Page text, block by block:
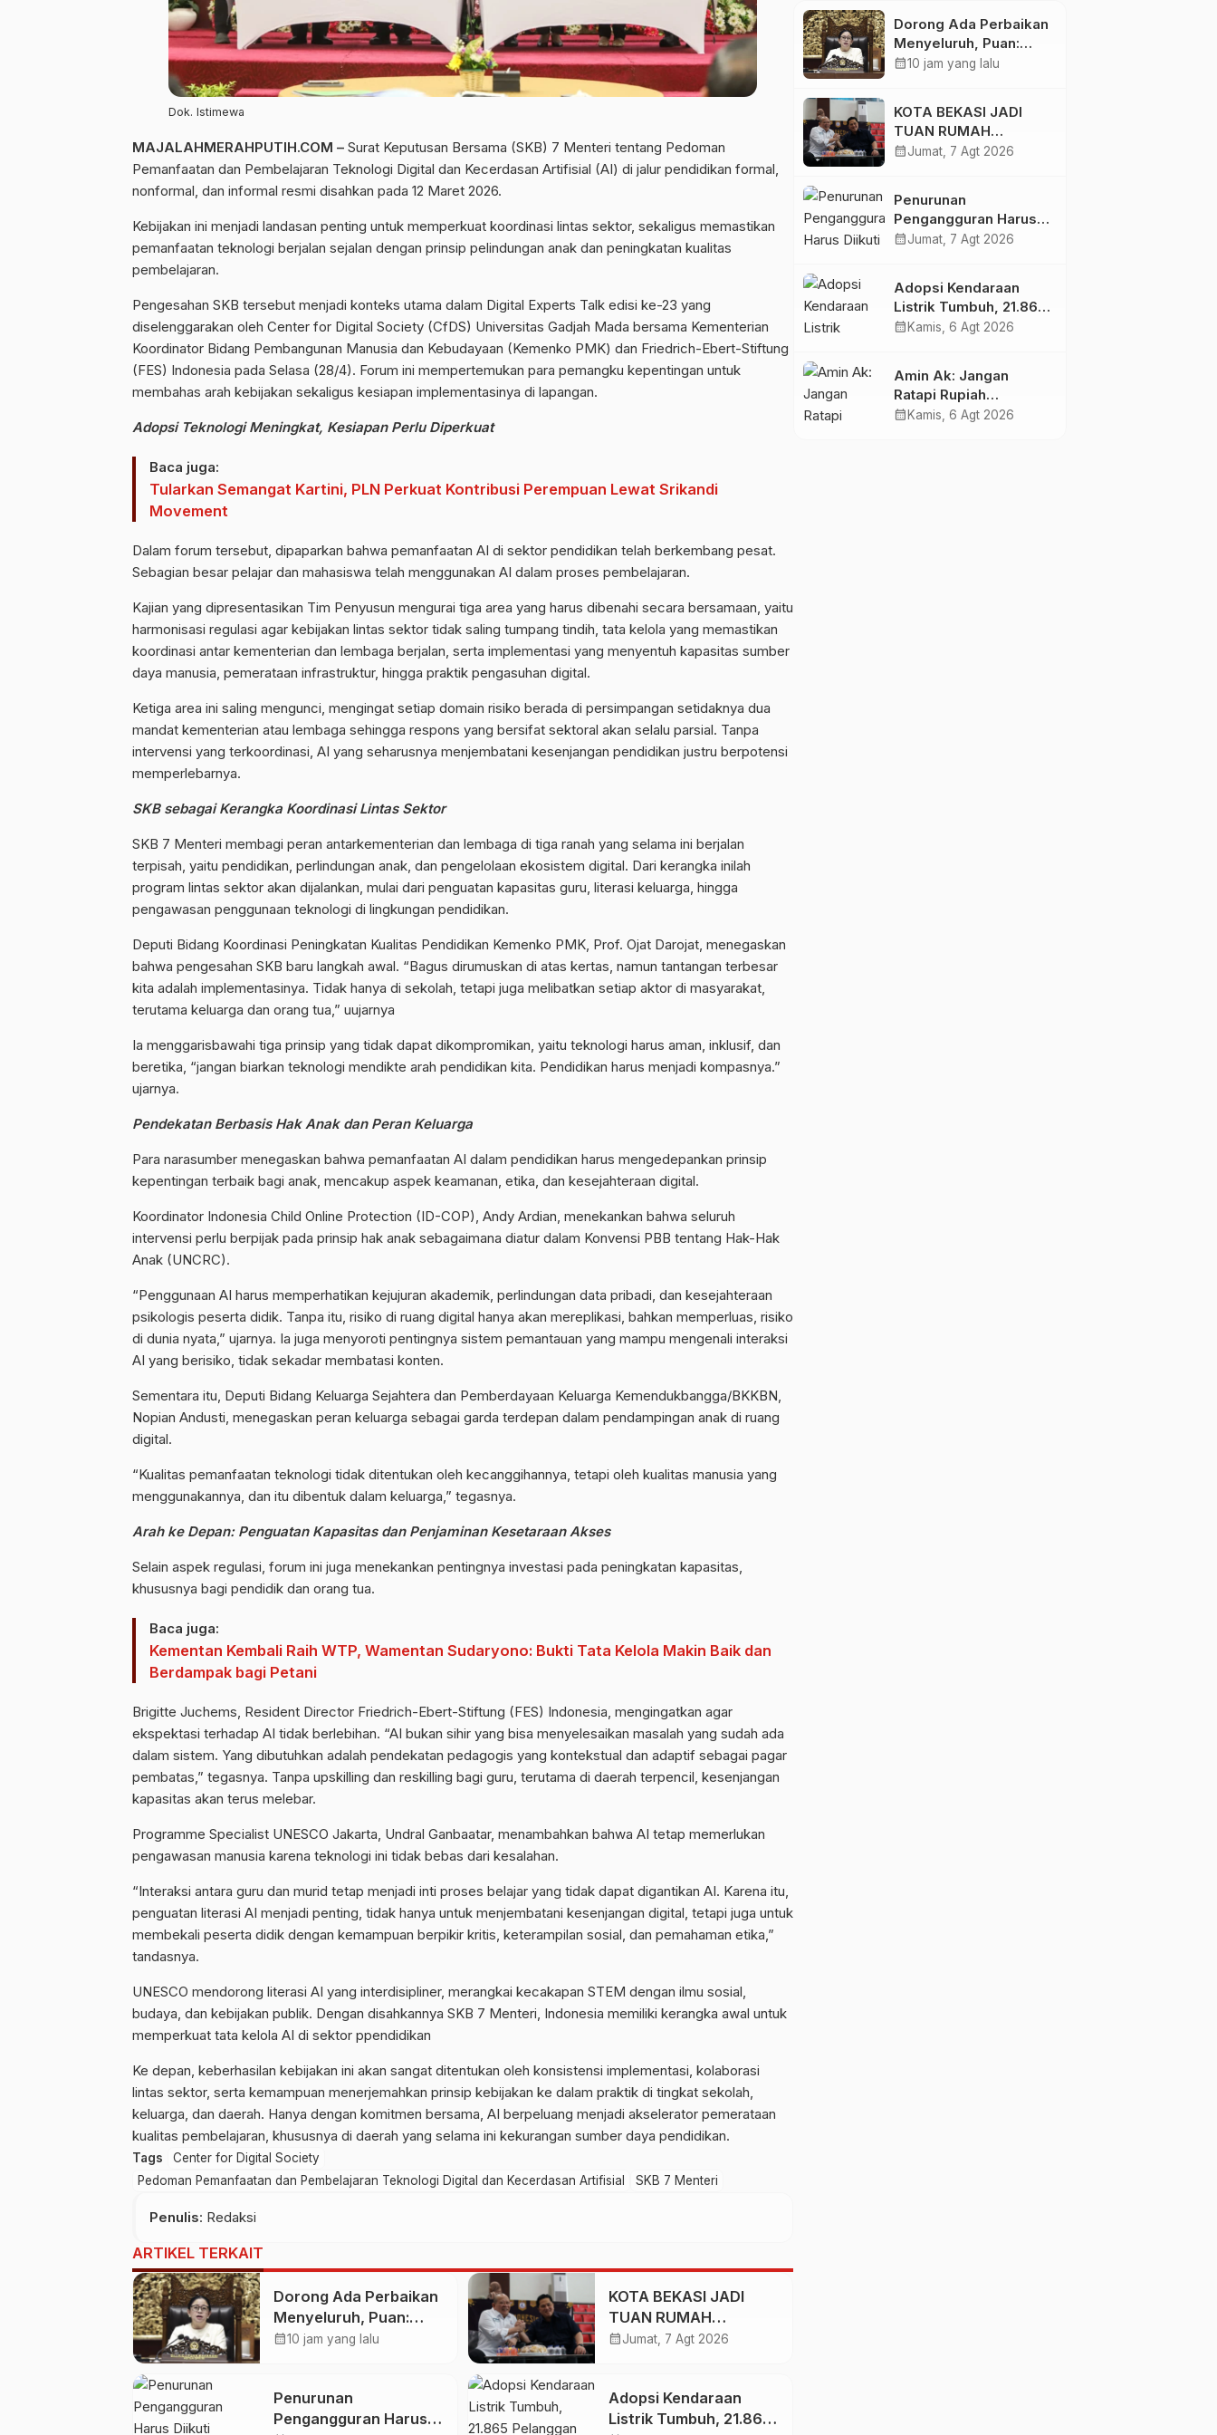
Dok. Istimewa
MAJALAHMERAHPUTIH.COM – Surat Keputusan Bersama (SKB) 7 Menteri tentang Pedoman
Pemanfaatan dan Pembelajaran Teknologi Digital dan Kecerdasan Artifisial (AI) di jalur pendidikan formal,
nonformal, dan informal resmi disahkan pada 12 Maret 2026.
Kebijakan ini menjadi landasan penting untuk memperkuat koordinasi lintas sektor, sekaligus memastikan
pemanfaatan teknologi berjalan sejalan dengan prinsip pelindungan anak dan peningkatan kualitas
pembelajaran.
Pengesahan SKB tersebut menjadi konteks utama dalam Digital Experts Talk edisi ke-23 yang
diselenggarakan oleh Center for Digital Society (CfDS) Universitas Gadjah Mada bersama Kementerian
Koordinator Bidang Pembangunan Manusia dan Kebudayaan (Kemenko PMK) dan Friedrich-Ebert-Stiftung
(FES) Indonesia pada Selasa (28/4). Forum ini mempertemukan para pemangku kepentingan untuk
membahas arah kebijakan sekaligus kesiapan implementasinya di lapangan.
Adopsi Teknologi Meningkat, Kesiapan Perlu Diperkuat
Baca juga:
Tularkan Semangat Kartini, PLN Perkuat Kontribusi Perempuan Lewat Srikandi
Movement
Dalam forum tersebut, dipaparkan bahwa pemanfaatan AI di sektor pendidikan telah berkembang pesat.
Sebagian besar pelajar dan mahasiswa telah menggunakan AI dalam proses pembelajaran.
Kajian yang dipresentasikan Tim Penyusun mengurai tiga area yang harus dibenahi secara bersamaan, yaitu
harmonisasi regulasi agar kebijakan lintas sektor tidak saling tumpang tindih, tata kelola yang memastikan
koordinasi antar kementerian dan lembaga berjalan, serta implementasi yang menyentuh kapasitas sumber
daya manusia, pemerataan infrastruktur, hingga praktik pengasuhan digital.
Ketiga area ini saling mengunci, mengingat setiap domain risiko berada di persimpangan setidaknya dua
mandat kementerian atau lembaga sehingga respons yang bersifat sektoral akan selalu parsial. Tanpa
intervensi yang terkoordinasi, AI yang seharusnya menjembatani kesenjangan pendidikan justru berpotensi
memperlebarnya.
SKB sebagai Kerangka Koordinasi Lintas Sektor
SKB 7 Menteri membagi peran antarkementerian dan lembaga di tiga ranah yang selama ini berjalan
terpisah, yaitu pendidikan, perlindungan anak, dan pengelolaan ekosistem digital. Dari kerangka inilah
program lintas sektor akan dijalankan, mulai dari penguatan kapasitas guru, literasi keluarga, hingga
pengawasan penggunaan teknologi di lingkungan pendidikan.
Deputi Bidang Koordinasi Peningkatan Kualitas Pendidikan Kemenko PMK, Prof. Ojat Darojat, menegaskan
bahwa pengesahan SKB baru langkah awal. “Bagus dirumuskan di atas kertas, namun tantangan terbesar
kita adalah implementasinya. Tidak hanya di sekolah, tetapi juga melibatkan setiap aktor di masyarakat,
terutama keluarga dan orang tua,” uujarnya
Ia menggarisbawahi tiga prinsip yang tidak dapat dikompromikan, yaitu teknologi harus aman, inklusif, dan
beretika, “jangan biarkan teknologi mendikte arah pendidikan kita. Pendidikan harus menjadi kompasnya.”
ujarnya.
Pendekatan Berbasis Hak Anak dan Peran Keluarga
Para narasumber menegaskan bahwa pemanfaatan AI dalam pendidikan harus mengedepankan prinsip
kepentingan terbaik bagi anak, mencakup aspek keamanan, etika, dan kesejahteraan digital.
Koordinator Indonesia Child Online Protection (ID-COP), Andy Ardian, menekankan bahwa seluruh
intervensi perlu berpijak pada prinsip hak anak sebagaimana diatur dalam Konvensi PBB tentang Hak-Hak
Anak (UNCRC).
“Penggunaan AI harus memperhatikan kejujuran akademik, perlindungan data pribadi, dan kesejahteraan
psikologis peserta didik. Tanpa itu, risiko di ruang digital hanya akan mereplikasi, bahkan memperluas, risiko
di dunia nyata,” ujarnya. Ia juga menyoroti pentingnya sistem pemantauan yang mampu mengenali interaksi
AI yang berisiko, tidak sekadar membatasi konten.
Sementara itu, Deputi Bidang Keluarga Sejahtera dan Pemberdayaan Keluarga Kemendukbangga/BKKBN,
Nopian Andusti, menegaskan peran keluarga sebagai garda terdepan dalam pendampingan anak di ruang
digital.
“Kualitas pemanfaatan teknologi tidak ditentukan oleh kecanggihannya, tetapi oleh kualitas manusia yang
menggunakannya, dan itu dibentuk dalam keluarga,” tegasnya.
Arah ke Depan: Penguatan Kapasitas dan Penjaminan Kesetaraan Akses
Selain aspek regulasi, forum ini juga menekankan pentingnya investasi pada peningkatan kapasitas,
khususnya bagi pendidik dan orang tua.
Baca juga:
Kementan Kembali Raih WTP, Wamentan Sudaryono: Bukti Tata Kelola Makin Baik dan
Berdampak bagi Petani
Brigitte Juchems, Resident Director Friedrich-Ebert-Stiftung (FES) Indonesia, mengingatkan agar
ekspektasi terhadap AI tidak berlebihan. “AI bukan sihir yang bisa menyelesaikan masalah yang sudah ada
dalam sistem. Yang dibutuhkan adalah pendekatan pedagogis yang kontekstual dan adaptif sebagai pagar
pembatas,” tegasnya. Tanpa upskilling dan reskilling bagi guru, terutama di daerah terpencil, kesenjangan
kapasitas akan terus melebar.
Programme Specialist UNESCO Jakarta, Undral Ganbaatar, menambahkan bahwa AI tetap memerlukan
pengawasan manusia karena teknologi ini tidak bebas dari kesalahan.
“Interaksi antara guru dan murid tetap menjadi inti proses belajar yang tidak dapat digantikan AI. Karena itu,
penguatan literasi AI menjadi penting, tidak hanya untuk menjembatani kesenjangan digital, tetapi juga untuk
membekali peserta didik dengan kemampuan berpikir kritis, keterampilan sosial, dan pemahaman etika,”
tandasnya.
UNESCO mendorong literasi AI yang interdisipliner, merangkai kecakapan STEM dengan ilmu sosial,
budaya, dan kebijakan publik. Dengan disahkannya SKB 7 Menteri, Indonesia memiliki kerangka awal untuk
memperkuat tata kelola AI di sektor ppendidikan
Ke depan, keberhasilan kebijakan ini akan sangat ditentukan oleh konsistensi implementasi, kolaborasi
lintas sektor, serta kemampuan menerjemahkan prinsip kebijakan ke dalam praktik di tingkat sekolah,
keluarga, dan daerah. Hanya dengan komitmen bersama, AI berpeluang menjadi akselerator pemerataan
kualitas pembelajaran, khususnya di daerah yang selama ini kekurangan sumber daya pendidikan.
Tags
Center for Digital Society
Pedoman Pemanfaatan dan Pembelajaran Teknologi Digital dan Kecerdasan Artifisial
SKB 7 Menteri
Penulis: Redaksi
ARTIKEL TERKAIT
Dorong Ada Perbaikan
Menyeluruh, Puan:
Layanan Kesehatan
calendar_month10 jam yang lalu
KOTA BEKASI JADI
TUAN RUMAH
KEJURNAS MUAY THAI
calendar_monthJumat, 7 Agt 2026
Penurunan
Pengangguran Harus
Adopsi Kendaraan
Listrik Tumbuh, 21.865
Dorong Ada Perbaikan
Menyeluruh, Puan:
Layanan Kesehatan
calendar_month10 jam yang lalu
KOTA BEKASI JADI
TUAN RUMAH
KEJURNAS MUAY THAI
calendar_monthJumat, 7 Agt 2026
Penurunan
Pengangguran Harus
Diikuti Peningkatan
calendar_monthJumat, 7 Agt 2026
Adopsi Kendaraan
Listrik Tumbuh, 21.865
Pelanggan Baru
pada Semester I 2026
calendar_month Kamis, 6 Agt 2026
Amin Ak: Jangan
Ratapi Rupiah
Melemah, Perkuat
calendar_month Kamis, 6 Agt 2026